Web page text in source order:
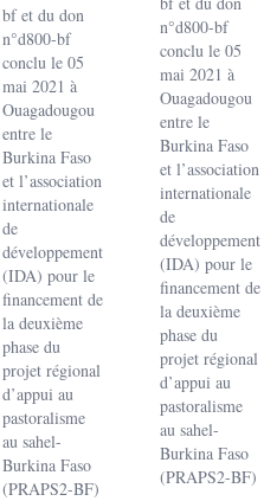
bf et du don
n°d800-bf
conclu le 05
mai 2021 à
Ouagadougou
entre le
Burkina Faso
et l’association
internationale
de
développement
(IDA) pour le
financement de
la deuxième
phase du
projet régional
d’appui au
pastoralisme
au sahel-
Burkina Faso
(PRAPS2-BF)
n°d800-bf
conclu le 05
mai 2021 à
Ouagadougou
entre le
Burkina Faso
et l’association
internationale
de
développement
(IDA) pour le
financement de
la deuxième
phase du
projet régional
d’appui au
pastoralisme
au sahel-
Burkina Faso
(PRAPS2-BF)